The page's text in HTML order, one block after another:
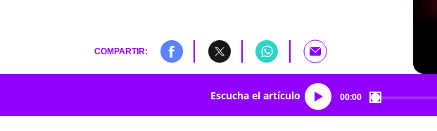
COMPARTIR:
Escucha el artículo 00:00